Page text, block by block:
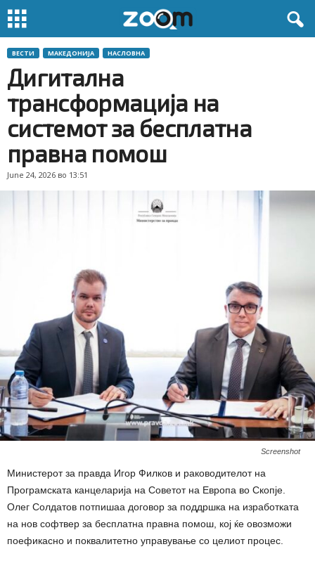
ВЕСТИ МАКЕДОНИЈА НАСЛОВНА
Дигитална
трансформација на
системот за бесплатна
правна помош
June 24, 2026 во 13:51
Screenshot
Министерот за правда Игор Филков и раководителот на
Програмската канцеларија на Советот на Европа во Скопје.
Олег Солдатов потпишаа договор за поддршка на изработката
на нов софтвер за бесплатна правна помош, кој ќе овозможи
поефикасно и поквалитетно управување со целиот процес.